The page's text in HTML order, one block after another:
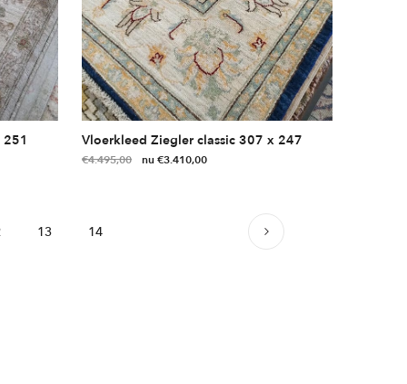
Vloerkleed Ziegler classic 307 x 247
€4.495,00 Oorspronkelijke
€3.410,00Huidige
€3.410,00.
13 14